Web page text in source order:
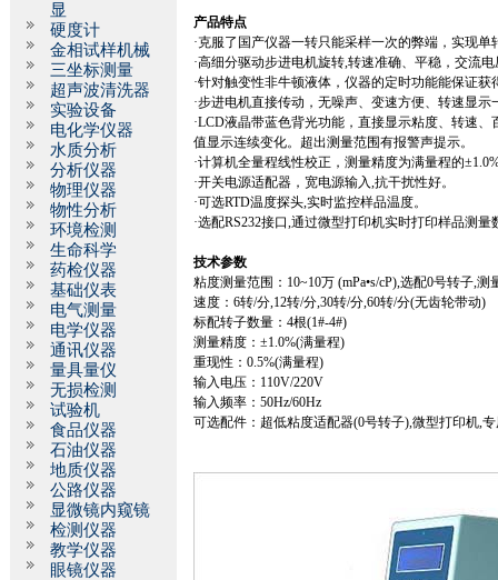
显
硬度计
金相试样机械
三坐标测量
超声波清洗器
实验设备
电化学仪器
水质分析
分析仪器
物理仪器
物性分析
环境检测
生命科学
药检仪器
基础仪表
电气测量
电学仪器
通讯仪器
量具量仪
无损检测
试验机
食品仪器
石油仪器
地质仪器
公路仪器
显微镜内窥镜
检测仪器
教学仪器
眼镜仪器
产品特点
·克服了国产仪器一转只能采样一次的弊端，实现单
·高细分驱动步进电机旋转,转速准确、平稳，交流
·针对触变性非牛顿液体，仪器的定时功能能保证
·步进电机直接传动，无噪声、变速方便、转速显
·LCD液晶带蓝色背光功能，直接显示粘度、转速
值显示连续变化。超出测量范围有报警声提示。
·计算机全量程线性校正，测量精度为满量程的±
·开关电源适配器，宽电源输入,抗干扰性好。
·可选RTD温度探头,实时监控样品温度。
·选配RS232接口,通过微型打印机实时打印样品测量
技术参数
粘度测量范围： 10~10万 (mPa•s/cP),选配0号转子,测
速度：6转/分,12转/分,30转/分,60转/分(无齿轮带动)
标配转子数量：4根(1#-4#)
测量精度：±1.0%(满量程)
重现性：0.5%(满量程)
输入电压： 110V/220V
输入频率：50Hz/60Hz
可选配件：超低粘度适配器(0号转子),微型打印机,